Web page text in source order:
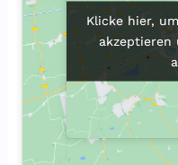
Klicke hier,
akzeptieren
Klicke hier,
akzeptieren